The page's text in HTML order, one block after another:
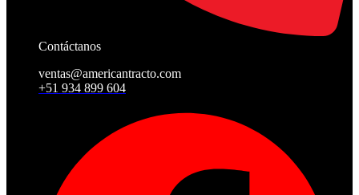
Contáctanos
ventas@americantracto.com
+51 934 899 604